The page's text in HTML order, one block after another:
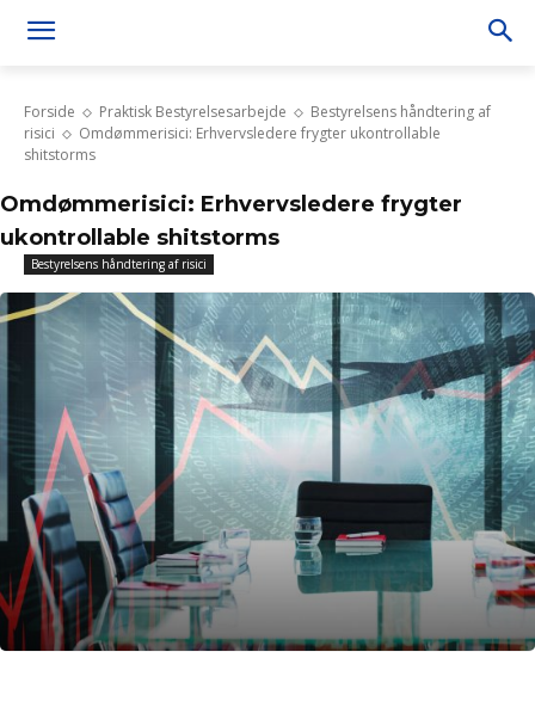
Forside Praktisk Bestyrelsesarbejde
Bestyrelsens håndtering af
risici
Omdømmerisici: Erhvervsledere frygter ukontrollable
shitstorms
Omdømmerisici: Erhvervsledere frygter
ukontrollable shitstorms
Bestyrelsens håndtering af risici